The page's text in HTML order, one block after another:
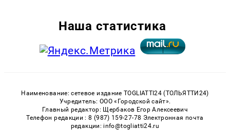
Наша статистика
Наименование: сетевое издание TOGLIATTI24 (ТОЛЬЯТТИ24)
Учредитель: ООО «Городской сайт».
Главный редактор: Щербаков Егор Алексеевич
Телефон редакции : 8 (987) 159-27-78 Электронная почта
редакции: info@togliatti24.ru